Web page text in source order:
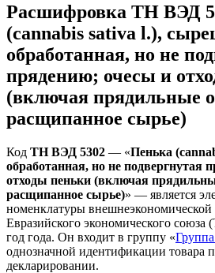
Расшифровка ТН ВЭД
(cannabis sativa l.),
обработанная, но не
прядению; очесы и
(включая прядильные
расщипанное сырье)
Код ТН ВЭД 5302 — «Пенька
обработанная, но не подвергнутая
отходы пеньки (включая
расщипанное сырье)» — является
номенклатуры внешнеэкономической
Евразийского экономического
год года. Он входит в группу «
однозначной идентификации товара
декларировании.